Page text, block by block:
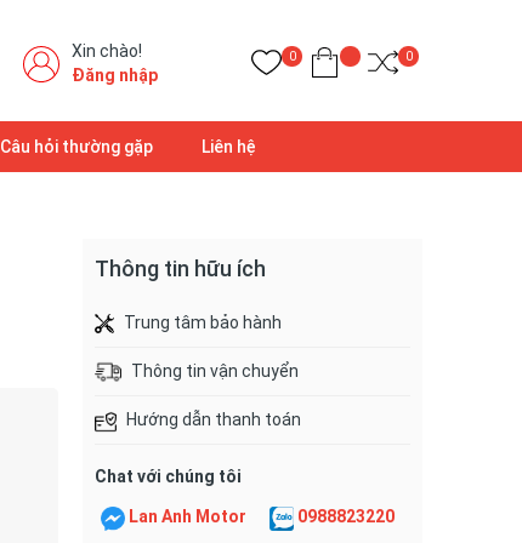
Xin chào!
Đăng nhập
0 0
Câu hỏi thường gặp Liên hệ
Thông tin hữu ích
Trung tâm bảo hành
Thông tin vận chuyển
Hướng dẫn thanh toán
Chat với chúng tôi
Lan Anh Motor 0988823220